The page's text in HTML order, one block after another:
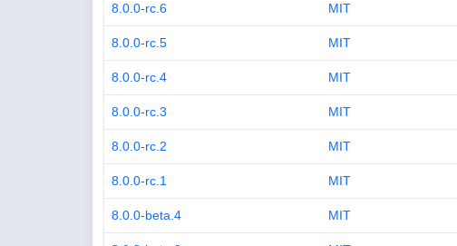
8.0.0-rc.6 MIT
8.0.0-rc.5 MIT
8.0.0-rc.4 MIT
8.0.0-rc.3 MIT
8.0.0-rc.2 MIT
8.0.0-rc.1 MIT
8.0.0-beta.4 MIT